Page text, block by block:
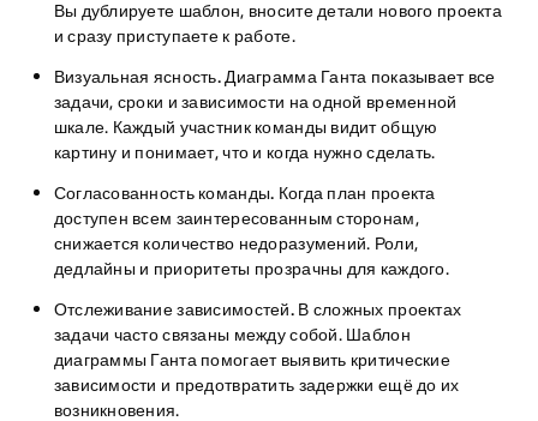
Вы дублируете шаблон, вносите детали нового проекта
и сразу приступаете к работе.
Визуальная ясность. Диаграмма Ганта показывает все
задачи, сроки и зависимости на одной временной
шкале. Каждый участник команды видит общую
картину и понимает, что и когда нужно сделать.
Согласованность команды. Когда план проекта
доступен всем заинтересованным сторонам,
снижается количество недоразумений. Роли,
дедлайны и приоритеты прозрачны для каждого.
Отслеживание зависимостей.В сложных проектах
задачи часто связаны между собой. Шаблон
диаграммы Ганта помогает выявить критические
зависимости и предотвратить задержки ещё до их
возникновения.